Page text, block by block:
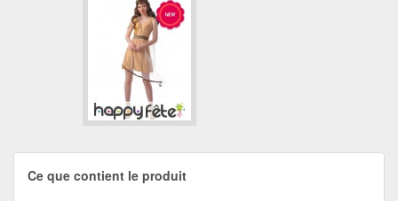
Ce que contient le produit